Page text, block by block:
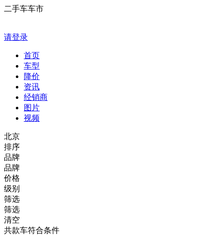
二手车车市
请登录
首页
车型
降价
资讯
经销商
图片
视频
北京
排序
品牌
品牌
价格
级别
筛选
筛选
清空
共款车符合条件